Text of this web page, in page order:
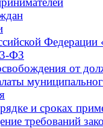
ФЗ
от
и сроках
требований